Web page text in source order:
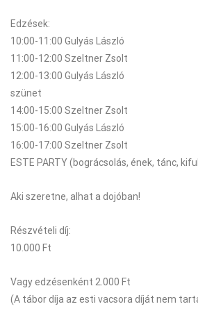
Edzések:
10:00-11:00 Gulyás László
11:00-12:00 Szeltner Zsolt
12:00-13:00 Gulyás László
szünet
14:00-15:00 Szeltner Zsolt
15:00-16:00 Gulyás László
16:00-17:00 Szeltner Zsolt
ESTE PARTY (bográcsolás, ének, tánc,
Aki szeretne, alhat a dojóban!
Részvételi díj:
10.000 Ft
Vagy edzésenként 2.000 Ft
(A tábor díja az esti vacsora díját nem